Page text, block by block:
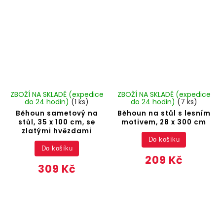
Běhoun sametový na
stůl, 35 x 100 cm, se
zlatými hvězdami
ZBOŽÍ NA SKLADĚ (expedice
do 24 hodin) (1 ks)
309 Kč
Do košíku
Běhoun na stůl s lesním
motivem, 28 x 300 cm
ZBOŽÍ NA SKLADĚ (expedice
do 24 hodin) (7 ks)
209 Kč
Do košíku